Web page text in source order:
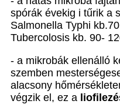
spórák évekig i tűrik a
Salmonella Typhi
Tubercolosis kb. 90-
- a mikrobák ellenálló
szemben
alacsony
végzik el, ez a